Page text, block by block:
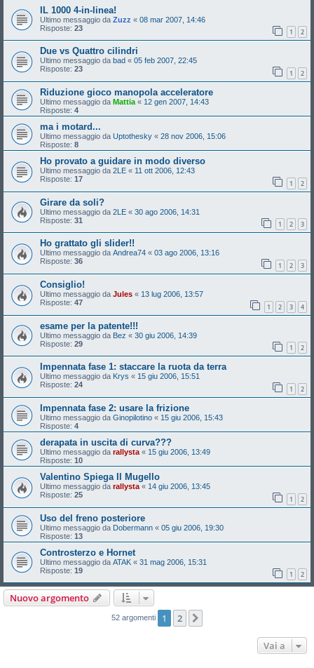
IL 1000 4-in-linea!
Ultimo messaggio da Zuzz « 08 mar 2007, 14:46
Risposte: 23 1 2
Due vs Quattro cilindri
Ultimo messaggio da bad « 05 feb 2007, 22:45
Risposte: 23 1 2
Riduzione gioco manopola acceleratore
Ultimo messaggio da Mattia « 12 gen 2007, 14:43
Risposte: 4
ma i motard...
Ultimo messaggio da Uptothesky « 28 nov 2006, 15:06
Risposte: 8
Ho provato a guidare in modo diverso
Ultimo messaggio da 2LE « 11 ott 2006, 12:43
Risposte: 17 1 2
Girare da soli?
Ultimo messaggio da 2LE « 30 ago 2006, 14:31
Risposte: 31 1 2 3
Ho grattato gli slider!!
Ultimo messaggio da Andrea74 « 03 ago 2006, 13:16
Risposte: 36 1 2 3
Consiglio!
Ultimo messaggio da Jules « 13 lug 2006, 13:57
Risposte: 47 1 2 3 4
esame per la patente!!!
Ultimo messaggio da Bez « 30 giu 2006, 14:39
Risposte: 29 1 2
Impennata fase 1: staccare la ruota da terra
Ultimo messaggio da Krys « 15 giu 2006, 15:51
Risposte: 24 1 2
Impennata fase 2: usare la frizione
Ultimo messaggio da Ginopilotino « 15 giu 2006, 15:43
Risposte: 4
derapata in uscita di curva???
Ultimo messaggio da rallysta « 15 giu 2006, 13:49
Risposte: 10
Valentino Spiega Il Mugello
Ultimo messaggio da rallysta « 14 giu 2006, 13:45
Risposte: 25 1 2
Uso del freno posteriore
Ultimo messaggio da Dobermann « 05 giu 2006, 19:30
Risposte: 13
Controsterzo e Hornet
Ultimo messaggio da ATAK « 31 mag 2006, 15:31
Risposte: 19 1 2
Nuovo argomento
52 argomenti 1 2
Vai a